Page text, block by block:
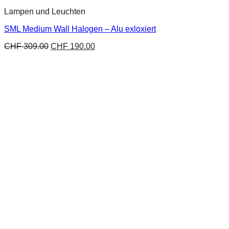
Lampen und Leuchten
SML Medium Wall Halogen – Alu exloxiert
CHF309.00 CHF 190.00